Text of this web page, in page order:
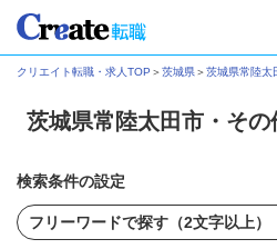
クリエイト転職・求人TOP ＞茨城県＞茨城県常陸太
茨城県常陸太田市・そ
検索条件の設定